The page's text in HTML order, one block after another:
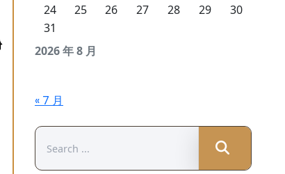
2026 年 8 月
24
25 26 27 28 29
30
31
« 7 月
for: